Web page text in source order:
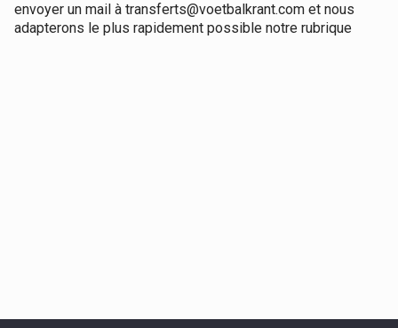
envoyer un mail à transferts@voetbalkrant.com et nous
adapterons le plus rapidement possible notre rubrique